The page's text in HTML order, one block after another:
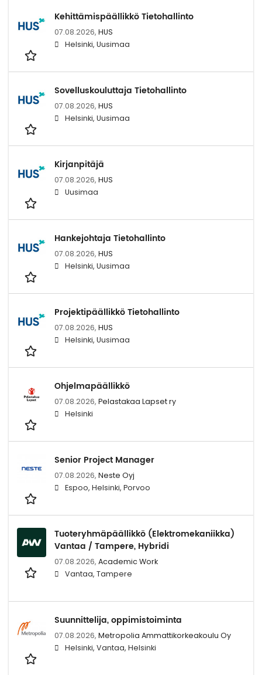
Kehittämispäällikkö Tietohallinto
07.08.2026, HUS
Helsinki, Uusimaa
Sovelluskouluttaja Tietohallinto
07.08.2026, HUS
Helsinki, Uusimaa
Kirjanpitäjä
07.08.2026, HUS
Uusimaa
Hankejohtaja Tietohallinto
07.08.2026, HUS
Helsinki, Uusimaa
Projektipäällikkö Tietohallinto
07.08.2026, HUS
Helsinki, Uusimaa
Ohjelmapäällikkö
07.08.2026, Pelastakaa Lapset ry
Helsinki
Senior Project Manager
07.08.2026, Neste Oyj
Espoo, Helsinki, Porvoo
Tuoteryhmäpäällikkö (Elektromekaniikka)
Vantaa / Tampere, Hybridi
07.08.2026, Academic Work
Vantaa, Tampere
Suunnittelija, oppimistoiminta
07.08.2026, Metropolia Ammattikorkeakoulu Oy
Helsinki, Vantaa, Helsinki